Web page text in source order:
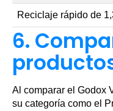
Reciclaje rápido de
6.
Al comparar el Godox
su categoría como el